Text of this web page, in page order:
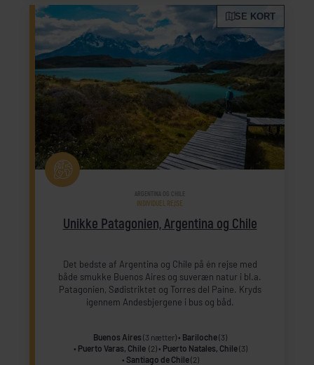
SE KORT
Unikke Patagonien, Argentina og Chile
ARGENTINA OG CHILE
INDIVIDUEL REJSE
Det bedste af Argentina og Chile på én rejse med
både smukke Buenos Aires og suveræn natur i bl.a.
Patagonien, Sødistriktet og Torres del Paine. Kryds
igennem Andesbjergene i bus og båd.
Buenos Aires (3 nætter) Bariloche(3)
Puerto Varas, Chile (2) Puerto Natales, Chile(3)
Santiago de Chile(2)